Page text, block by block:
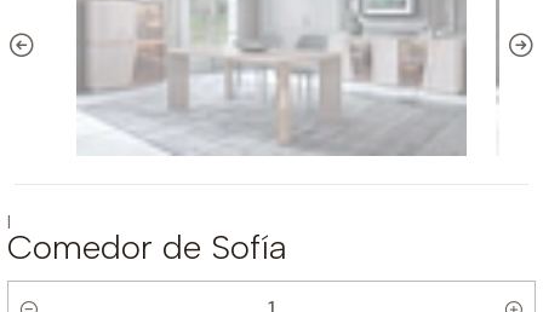
|
Comedor de Sofía